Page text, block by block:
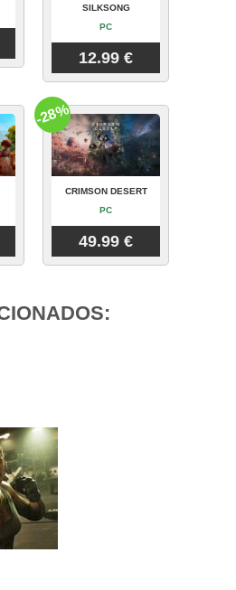
SILKSONG
PC
12.99 €
CRIMSON DESERT
PC
49.99 €
-28%